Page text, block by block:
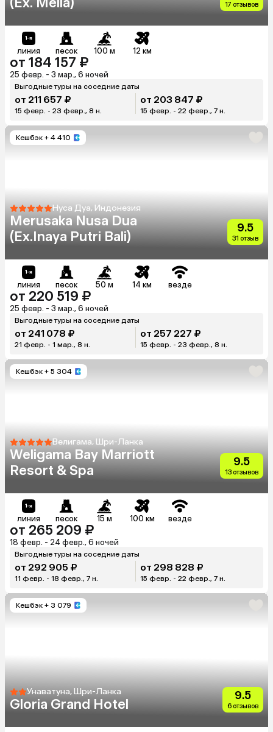
17 отзывов
линия песок 100 м 12 км
от 184 157 ₽
25 февр. - 3 мар., 6 ночей
Выгодные туры на соседние даты
от 211 657 ₽
15 февр. - 23 февр., 8 н.
от 203 847 ₽
15 февр. - 22 февр., 7 н.
Кешбэк + 4 410
Нуса Дуа, Индонезия
Merusaka Nusa Dua
(Ex.Inaya Putri Bali)
9.5
31 отзыв
линия песок 50 м 14 км везде
от 220 519 ₽
25 февр. - 3 мар., 6 ночей
Выгодные туры на соседние даты
от 241 078 ₽
21 февр. - 1 мар., 8 н.
от 257 227 ₽
15 февр. - 23 февр., 8 н.
Кешбэк + 5 304
Велигама, Шри-Ланка
Weligama Bay Marriott
Resort & Spa
9.5
13 отзывов
линия песок 15 м 100 км везде
от 265 209 ₽
18 февр. - 24 февр., 6 ночей
Выгодные туры на соседние даты
от 292 905 ₽
11 февр. - 18 февр., 7 н.
от 298 828 ₽
15 февр. - 22 февр., 7 н.
Кешбэк + 3 079
Унаватуна, Шри-Ланка
Gloria Grand Hotel
9.5
6 отзывов